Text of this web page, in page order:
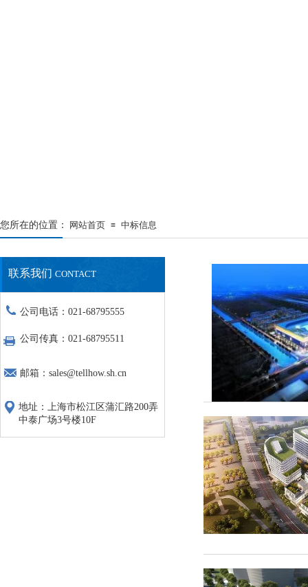
您所在的位置： 网站首页 ≡ 中标信息
联系我们 CONTACT
最新资讯
公司电话：021-68795555
公司传真：021-68795511
邮箱：sales@tellhow.sh.cn
地址：上海市松江区蒲汇路200弄
中泰广场3号楼10F